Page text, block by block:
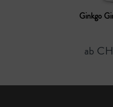
Ginkgo
ab